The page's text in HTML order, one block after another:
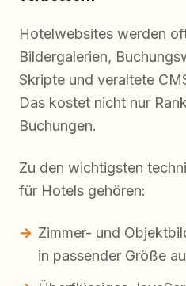
Hotelwebsites werden
Bildergalerien,
Skripte und veraltete
Das kostet nicht nur
Buchungen.
Zu den wichtigsten
für Hotels gehören:
Zimmer- und
in passender Größe